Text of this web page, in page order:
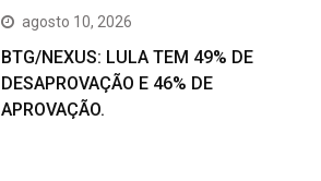
agosto 10, 2026
BTG/NEXUS: LULA TEM 49% DE
DESAPROVAÇÃO E 46% DE
APROVAÇÃO.